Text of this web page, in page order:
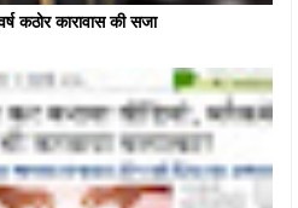
कठोर कारावास की सजा